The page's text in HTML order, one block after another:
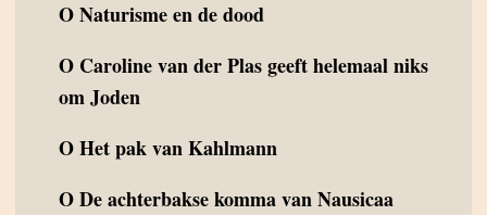
ONaturisme en de dood
O Caroline van der Plas geeft helemaal niks
om Joden
OHet pak van Kahlmann
ODe achterbakse komma van Nausicaa